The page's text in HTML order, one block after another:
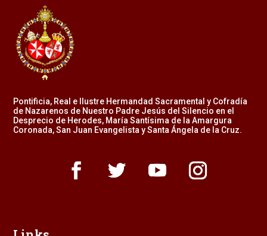
Pontificia, Real e Ilustre Hermandad Sacramental y Cofradía
de Nazarenos de Nuestro Padre Jesús del Silencio en el
Desprecio de Herodes, María Santísima de la Amargura
Coronada, San Juan Evangelista y Santa Ángela de la Cruz.